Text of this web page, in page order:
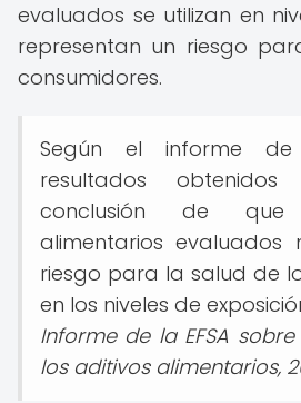
evaluados se utilizan en
representan un riesgo
consumidores.
Según el informe de
resultados
conclusión de
alimentarios evaluados
riesgo para la salud de
en los niveles de
Informe de la EFSA
los aditivos alimentarios,